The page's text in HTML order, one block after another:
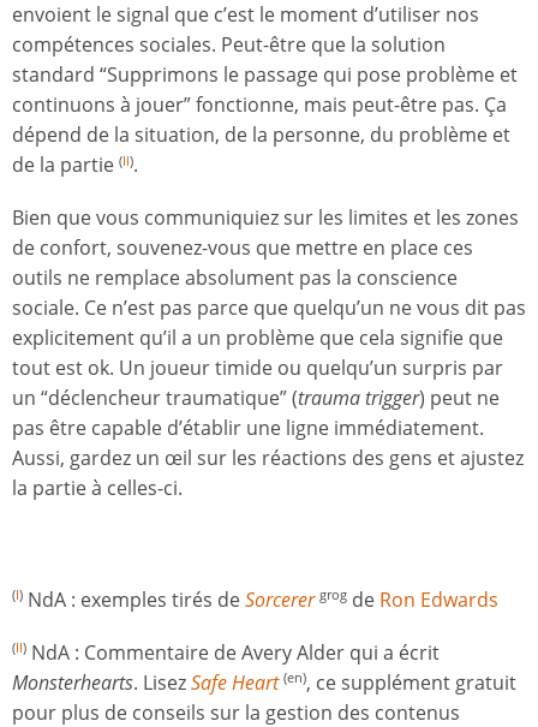
envoient le signal que c’est le moment d’utiliser nos
compétences sociales. Peut-être que la solution
standard “Supprimons le passage qui pose problème et
continuons à jouer” fonctionne, mais peut-être pas. Ça
dépend de la situation, de la personne, du problème et
de la partie (II).
Bien que vous communiquiez sur les limites et les zones
de confort, souvenez-vous que mettre en place ces
outils ne remplace absolument pas la conscience
sociale. Ce n’est pas parce que quelqu’un ne vous dit pas
explicitement qu’il a un problème que cela signifie que
tout est ok. Un joueur timide ou quelqu’un surpris par
un “déclencheur traumatique” (trauma trigger) peut ne
pas être capable d’établir une ligne immédiatement.
Aussi, gardez un œil sur les réactions des gens et ajustez
la partie à celles-ci.
(I) NdA : exemples tirés deSorcerer grog de Ron Edwards
(II) NdA : Commentaire de Avery Alder qui a écrit
Monsterhearts. LisezSafe Heart (en), ce supplément gratuit
pour plus de conseils sur la gestion des contenus